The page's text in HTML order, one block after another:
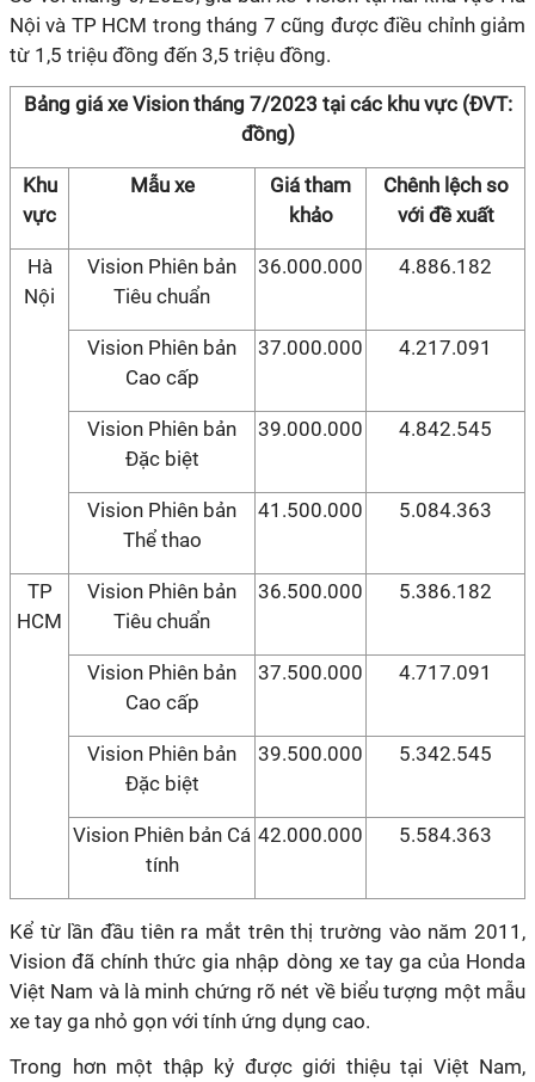
Nội và TP HCM trong tháng 7 cũng được điều chỉnh giảm
từ 1,5 triệu đồng đến 3,5 triệu đồng.
Bảng giá xe Vision tháng 7/2023 tại các khu vực (ĐVT:
đồng)
Khu
vực
Mẫu xe
Giá tham
khảo
Chênh lệch so
với đề xuất
Hà
Nội
Vision Phiên bản
Tiêu chuẩn
36.000.000 4.886.182
Vision Phiên bản
Cao cấp
37.000.000 4.217.091
Vision Phiên bản
Đặc biệt
39.000.000 4.842.545
Vision Phiên bản
Thể thao
41.500.000 5.084.363
TP
HCM
Vision Phiên bản
Tiêu chuẩn
36.500.000 5.386.182
Vision Phiên bản
Cao cấp
37.500.000 4.717.091
Vision Phiên bản
Đặc biệt
39.500.000 5.342.545
Vision Phiên bản Cá
tính
42.000.000 5.584.363
Kể từ lần đầu tiên ra mắt trên thị trường vào năm 2011,
Vision đã chính thức gia nhập dòng xe tay ga của Honda
Việt Nam và là minh chứng rõ nét về biểu tượng một mẫu
xe tay ga nhỏ gọn với tính ứng dụng cao.
Trong hơn một thập kỷ được giới thiệu tại Việt Nam,